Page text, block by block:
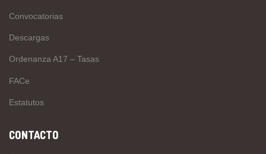
Convocatorias
Descargas
Ordenanza A17 – Tasas
FACe
Estatutos
CONTACTO